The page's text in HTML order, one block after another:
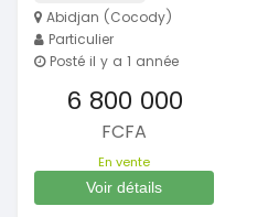
Abidjan (Cocody)
Particulier
Posté il y a 1 année
6 800 000
FCFA
En vente
Voir détails